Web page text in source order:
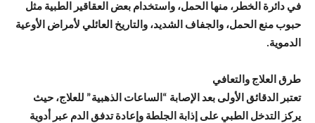
في دائرة الخطر، منها الحمل، واستخدام بعض العقاقير الطبية مثل
حبوب منع الحمل، والجفاف الشديد، والتاريخ العائلي لأمراض الأوعية
الدموية.
طرق العلاج والتعافي
تعتبر الدقائق الأولى بعد الإصابة “الساعات الذهبية” للعلاج، حيث
يركز التدخل الطبي على إذابة الجلطة وإعادة تدفق الدم عبر أدوية